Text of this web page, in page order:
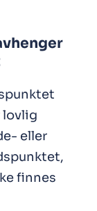
lovlig
eller
finnes